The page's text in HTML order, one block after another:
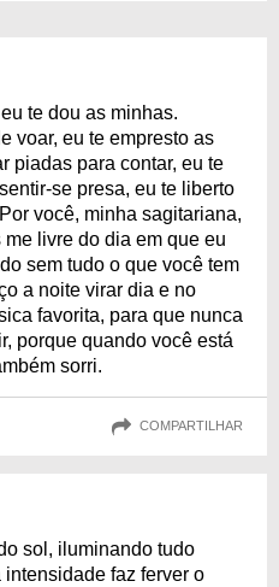
te dou as minhas.
voar, eu te empresto as
piadas para contar, eu te
se presa, eu te liberto
você, minha sagitariana,
livre do dia em que eu
sem tudo o que você tem
a noite virar dia e no
favorita, para que nunca
porque quando você está
sorri.
COMPARTILHAR
sol, iluminando tudo
faz ferver o